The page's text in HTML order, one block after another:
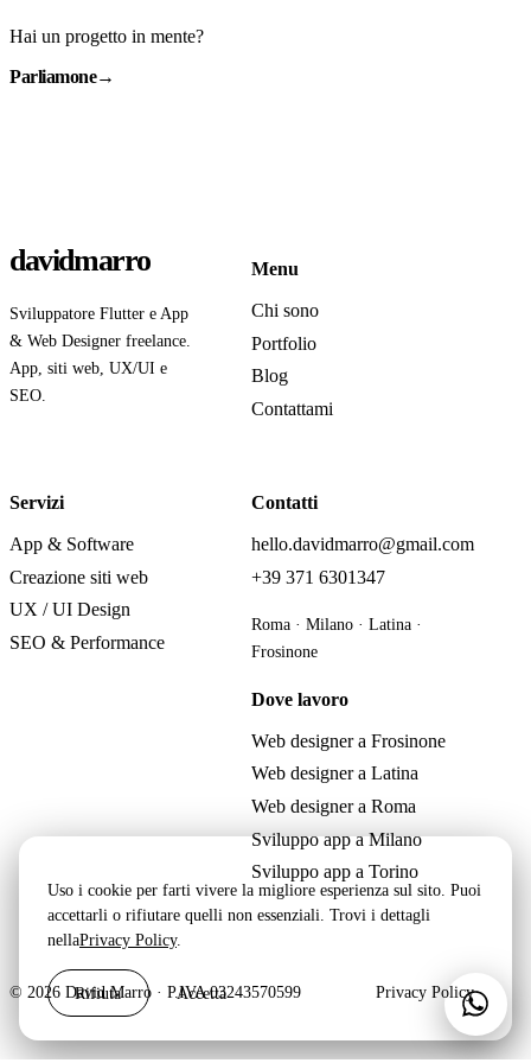
Hai un progetto in mente?
Parliamone→
davidmarro
Sviluppatore Flutter e App
& Web Designer freelance.
App, siti web, UX/UI e
SEO.
Menu
Chi sono
Portfolio
Blog
Contattami
Servizi
App & Software
Creazione siti web
UX / UI Design
SEO & Performance
Contatti
hello.davidmarro@gmail.com
+39 371 6301347
Roma · Milano · Latina ·
Frosinone
Dove lavoro
Web designer a Frosinone
Web designer a Latina
Web designer a Roma
Sviluppo app a Milano
Sviluppo app a Torino
© 2026 David Marro · P.IVA 03243570599 Privacy Policy
Uso i cookie per farti vivere la migliore esperienza sul sito. Puoi
accettarli o rifiutare quelli non essenziali. Trovi i dettagli
nellaPrivacy Policy.
Rifiuta Accetta